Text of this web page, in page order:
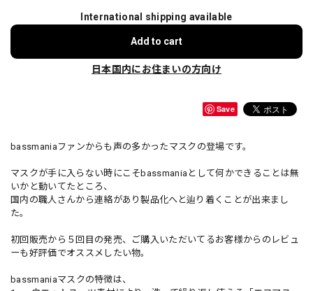
International shipping available
Add to cart
日本国内にお住まいの方向け
Save
bassmaniaファンからも声の多かったマスクの登場です。
マスクが手に入らない時にこそbassmaniaとして何かできることは無
いかと動いてたところ、
国内の職人さんから連絡があり製品化へと辿り着くことが出来まし
た。
初回販売から５回目の発売、ご購入いただいてるお客様からのレビュ
ーも好評価でオススメしたい物。
bassmaniaマスクの特徴は、